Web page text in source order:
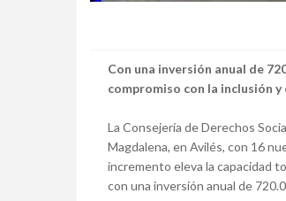
Con una inversión anual de
compromiso con la inclusión y
La Consejería de Derechos
Magdalena, en Avilés, con 16
incremento eleva la capacidad
con una inversión anual de